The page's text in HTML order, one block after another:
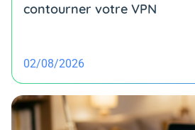
contourner votre VPN
02/08/2026